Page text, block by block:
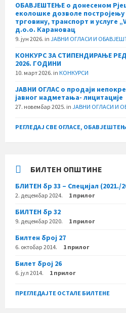
ОБАВЈЕШТЕЊЕ о донесеном
еколошке дозволе
трговину, транспорт и услуге
д.о.о. Карановац
9. јун 2026. in ЈАВНИ ОГЛАСИ И
КОНКУРС ЗА СТИПЕНДИРАЊЕ
2026. ГОДИНИ
10. март 2026. in КОНКУРСИ
ЈАВНИ ОГЛАС о продаји
јавног надметања- лицитације
27. новембар 2025. in ЈАВНИ ОГЛАСИ И
РЕГЛЕДАЈ СВЕ ОГЛАСЕ,
БИЛТЕН ОПШТИНЕ
БЛИТЕН бр 33 – Специјал (2021./
2. децембар 2024. 1 прилог
БИЛТЕН бр 32
9. децембар 2020. 1 прилог
Билтен број 27
6. октобар 2014. 1 прилог
Билет број 26
6. јул 2014. 1 прилог
ПРЕГЛЕДАЈТЕ ОСТАЛЕ БИЛТЕНЕ